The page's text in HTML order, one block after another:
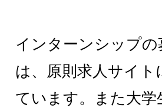
インターンシップの
は、原則求人サイト
ています。また大学